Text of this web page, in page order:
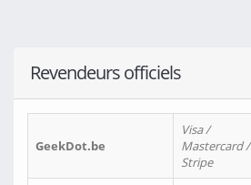
Revendeurs officiels
GeekDot.be
Visa /
Mastercard /
Stripe